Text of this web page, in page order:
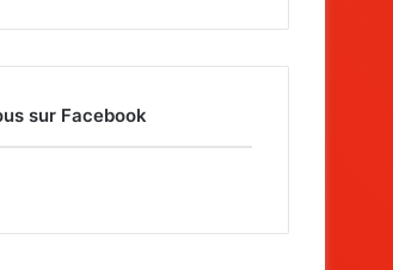
sur Facebook